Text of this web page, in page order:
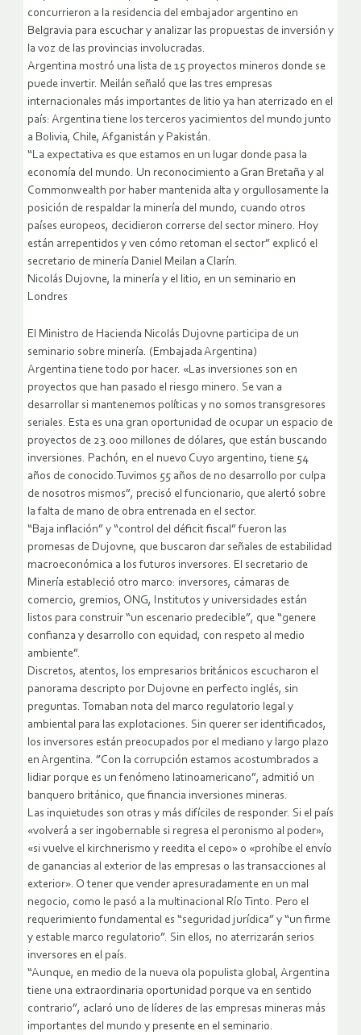
concurrieron a la residencia del embajador argentino en
Belgravia para escuchar y analizar las propuestas de inversión y
la voz de las provincias involucradas.
Argentina mostró una lista de 15 proyectos mineros donde se
puede invertir. Meilán señaló que las tres empresas
internacionales más importantes de litio ya han aterrizado en el
país: Argentina tiene los terceros yacimientos del mundo junto
a Bolivia, Chile, Afganistán y Pakistán.
“La expectativa es que estamos en un lugar donde pasa la
economía del mundo. Un reconocimiento a Gran Bretaña y al
Commonwealth por haber mantenida alta y orgullosamente la
posición de respaldar la minería del mundo, cuando otros
países europeos, decidieron correrse del sector minero. Hoy
están arrepentidos y ven cómo retoman el sector” explicó el
secretario de minería Daniel Meilan a Clarín.
Nicolás Dujovne, la minería y el litio, en un seminario en
Londres
El Ministro de Hacienda Nicolás Dujovne participa de un
seminario sobre minería. (Embajada Argentina)
Argentina tiene todo por hacer. «Las inversiones son en
proyectos que han pasado el riesgo minero. Se van a
desarrollar si mantenemos políticas y no somos transgresores
seriales. Esta es una gran oportunidad de ocupar un espacio de
proyectos de 23.000 millones de dólares, que están buscando
inversiones. Pachón, en el nuevo Cuyo argentino, tiene 54
años de conocido.Tuvimos 55 años de no desarrollo por culpa
de nosotros mismos”, precisó el funcionario, que alertó sobre
la falta de mano de obra entrenada en el sector.
“Baja inflación” y “control del déficit fiscal” fueron las
promesas de Dujovne, que buscaron dar señales de estabilidad
macroeconómica a los futuros inversores. El secretario de
Minería estableció otro marco: inversores, cámaras de
comercio, gremios, ONG, Institutos y universidades están
listos para construir “un escenario predecible”, que “genere
confianza y desarrollo con equidad, con respeto al medio
ambiente”.
Discretos, atentos, los empresarios británicos escucharon el
panorama descripto por Dujovne en perfecto inglés, sin
preguntas. Tomaban nota del marco regulatorio legal y
ambiental para las explotaciones. Sin querer ser identificados,
los inversores están preocupados por el mediano y largo plazo
en Argentina. ”Con la corrupción estamos acostumbrados a
lidiar porque es un fenómeno latinoamericano”, admitió un
banquero británico, que financia inversiones mineras.
Las inquietudes son otras y más difíciles de responder. Si el país
«volverá a ser ingobernable si regresa el peronismo al poder»,
«si vuelve el kirchnerismo y reedita el cepo» o «prohíbe el envío
de ganancias al exterior de las empresas o las transacciones al
exterior». O tener que vender apresuradamente en un mal
negocio, como le pasó a la multinacional Río Tinto. Pero el
requerimiento fundamental es “seguridad jurídica” y “un firme
y estable marco regulatorio”. Sin ellos, no aterrizarán serios
inversores en el país.
“Aunque, en medio de la nueva ola populista global, Argentina
tiene una extraordinaria oportunidad porque va en sentido
contrario”, aclaró uno de líderes de las empresas mineras más
importantes del mundo y presente en el seminario.